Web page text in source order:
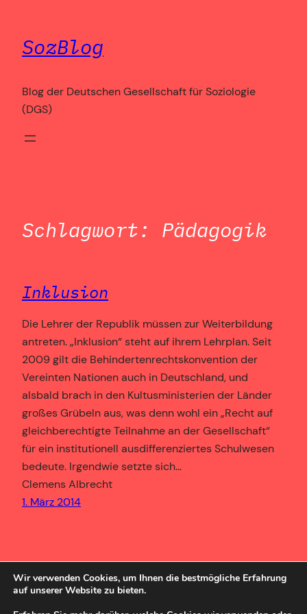
springen
SozBlog
Blog der Deutschen Gesellschaft für Soziologie
(DGS)
Schlagwort: Pädagogik
Inklusion
Die Lehrer der Republik müssen zur Weiterbildung
antreten. „Inklusion“ steht auf ihrem Lehrplan. Seit
2009 gilt die Behindertenrechtskonvention der
Vereinten Nationen auch in Deutschland, und
alsbald brach in den Kultusministerien der Länder
großes Grübeln aus, was denn wohl ein „Recht auf
gleichberechtigte Teilnahme an der Gesellschaft“
für ein institutionell ausdifferenziertes Schulwesen
bedeute. Irgendwie setzte sich…
Clemens Albrecht
1. März 2014
Wir verwenden Cookies, um Ihnen die bestmögliche Erfahrung
auf unserer Website zu bieten.